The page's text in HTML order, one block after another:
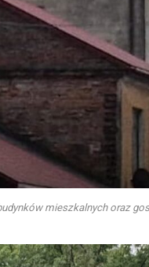
mieszkalnych oraz